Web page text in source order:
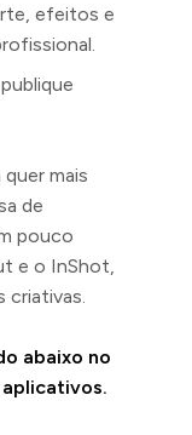
efeitos e
mais
de
pouco
e o InShot,
criativas.
abaixo no